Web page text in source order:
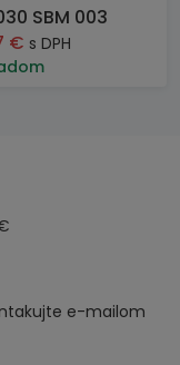
SBM 003
€ s DPH
e-mailom